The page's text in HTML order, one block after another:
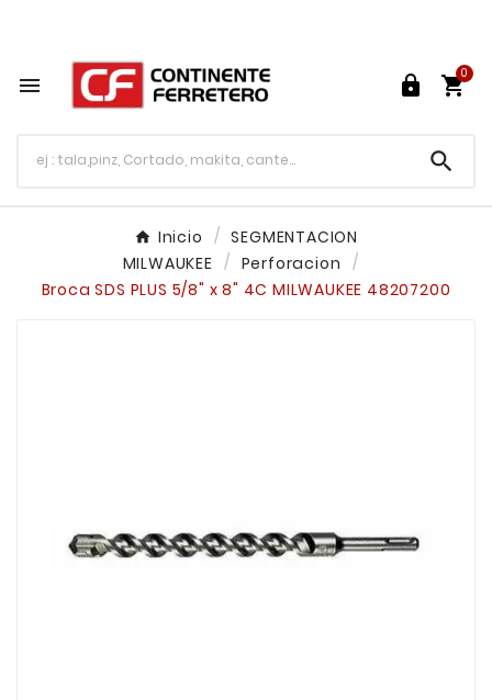
  
0

Inicio
SEGMENTACION
MILWAUKEE
Perforacion
Broca SDS PLUS 5/8" x 8" 4C MILWAUKEE 48207200